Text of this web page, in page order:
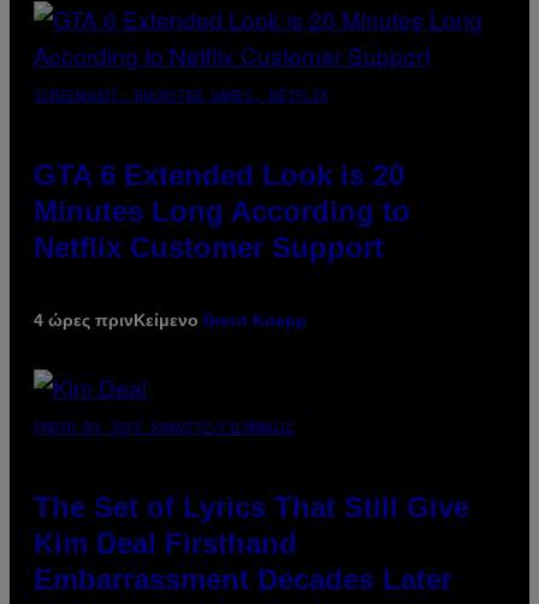
SCREENSHOT: ROCKSTAR GAMES, NETFLIX
GTA 6 Extended Look is 20
Minutes Long According to
Netflix Customer Support
4 ώρες πρινΚείμενο Brent Koepp
PHOTO BY JEFF KRAVITZ/FILMMAGIC
The Set of Lyrics That Still Give
Kim Deal Firsthand
Embarrassment Decades Later